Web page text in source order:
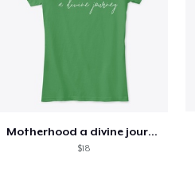
Motherhood a divine journey
$18